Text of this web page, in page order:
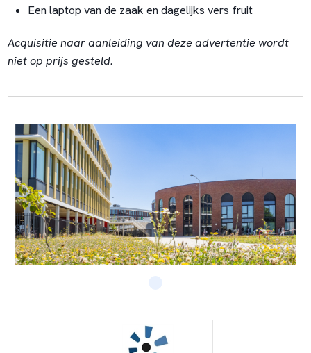
Een laptop van de zaak en dagelijks vers fruit
Acquisitie naar aanleiding van deze advertentie wordt
niet op prijs gesteld.